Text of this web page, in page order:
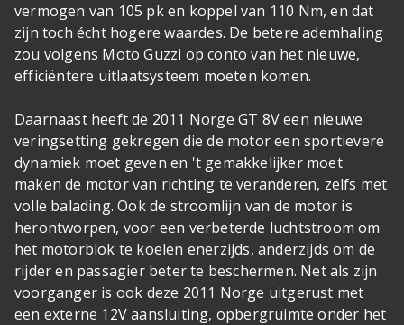
vermogen van 105 pk en koppel van 110 Nm, en dat
zijn toch écht hogere waardes. De betere ademhaling
zou volgens Moto Guzzi op conto van het nieuwe,
efficiëntere uitlaatsysteem moeten komen.
Daarnaast heeft de 2011 Norge GT 8V een nieuwe
veringsetting gekregen die de motor een sportievere
dynamiek moet geven en 't gemakkelijker moet
maken de motor van richting te veranderen, zelfs met
volle balading. Ook de stroomlijn van de motor is
herontworpen, voor een verbeterde luchtstroom om
het motorblok te koelen enerzijds, anderzijds om de
rijder en passagier beter te beschermen. Net als zijn
voorganger is ook deze 2011 Norge uitgerust met
een externe 12V aansluiting, opbergruimte onder het